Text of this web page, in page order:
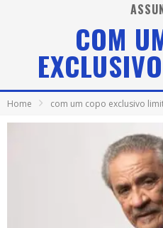
COM
Home com um copo exclusivo